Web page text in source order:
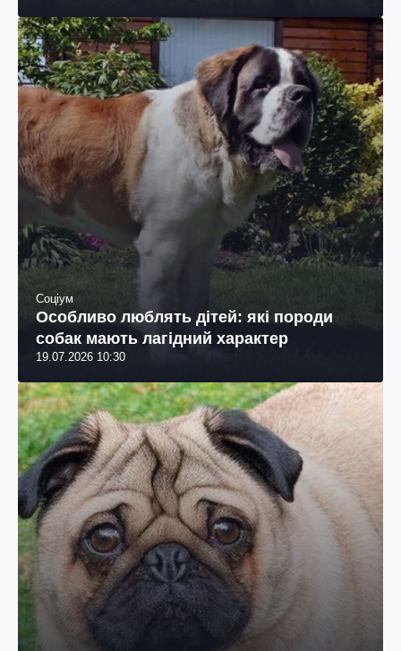
Соціум
Особливо люблять дітей: які породи
собак мають лагідний характер
19.07.2026 10:30